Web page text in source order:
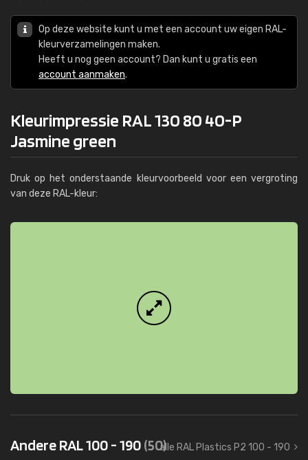
Op deze website kunt u met een account uw eigen RAL-
kleurverzamelingen maken.
Heeft u nog geen account? Dan kunt u gratis een
account aanmaken.
Kleurimpressie RAL 130 80 40-P
Jasmine green
Druk op het onderstaande kleurvoorbeeld voor een vergroting
van deze RAL-kleur:
Andere RAL 100 - 190(50)alle RAL Plastics P2 100 - 190